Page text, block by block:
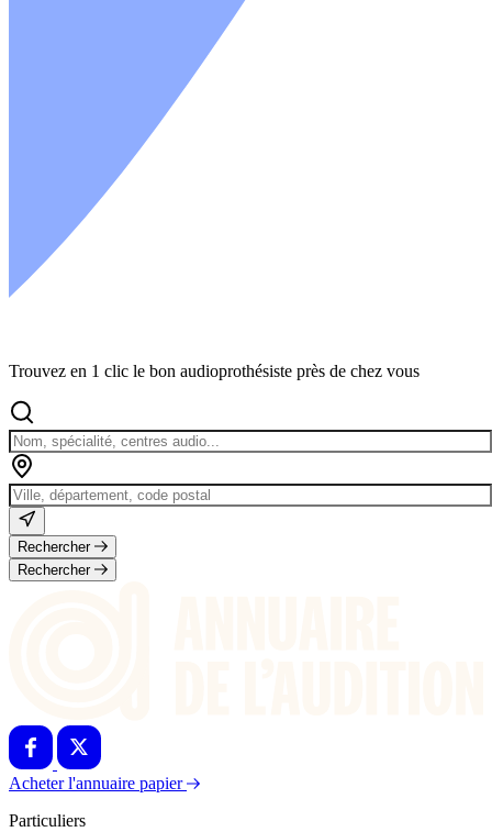
Nouveaux produits
ARMONIC®
HEARDEFENDERS-DF®
Bouchons d'oreille [anti-bruit, anti-eau]
Trouvez en 1 clic le bon audioprothésiste près de chez vous
Rechercher
Rechercher
Acheter l'annuaire papier
Particuliers